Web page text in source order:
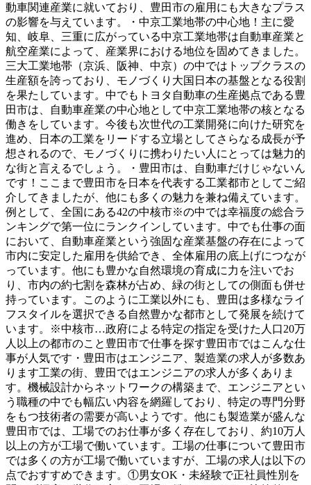
動車関連産業に就いており、豊田市の雇用にも大きなプラス
の影響を与えています。・中京工業地帯の中心地！主に愛
知、岐阜、三重に広がっている中京工業地帯は自動車産業と
航空産業によって、産業界における地位を固めてきました。
三大工業地帯（京浜、阪神、中京）の中ではトップクラスの
生産額を誇っており、モノづくり大国日本の基盤となる役割
を果たしています。中でもトヨタ自動車の生産拠点である豊
田市は、自動車産業の中心地として中京工業地帯の核となる
働きをしています。今後も次世代の工業開発に向けた研究を
進め、日本の工業をリードする立場としてさらなる成長が予
想されるので、モノづくりに携わりたい人にとっては魅力的
な街と言えるでしょう。・豊田市は、自動車だけじゃないん
です！ここまで豊田市を日本を代表する工業都市としてご紹
介してきましたが、他にも多くの魅力を兼ね備えています。
例として、全国にある42の中核市※の中では幸福度の総合ラ
ンキングで第一位にランクインしています。中でも仕事の面
において、自動車産業という強固な産業基盤の存在によって
市内に安定した雇用を供給でき、全体雇用の底上げにつなが
っています。他にも豊かな自然環境の育成に力を注いでお
り、市内の約七割を森林が占め、緑の街としての側面も併せ
持っています。このように工業以外にも、豊田は多様なライ
フスタイルを選択できる自然豊かな都市として発展を続けて
います。※中核市…政府による特定の指定を受けた人口20万
人以上の都市のこと豊田市で仕事を探す豊田市ではこんな仕
事が人気です・豊田市はエンジニア、製造業の求人が多数あ
ります工業の街、豊田ではエンジニアの求人が多くありま
す。機械設計からネットワークの構築まで、エンジニアとい
う職種の中でも幅広い内容を網羅しており、特定の専門分野
をもつ技術者の需要が高いようです。他にも製造業が盛んな
豊田市では、工場でのお仕事が多く存在しており、約10万人
以上の方が工場で働いています。工場の仕事について豊田市
では多くの方が工場で働いていますが、工場の求人は以下の
点でおすすめできます。①男女OK・未経験で正社員性別を